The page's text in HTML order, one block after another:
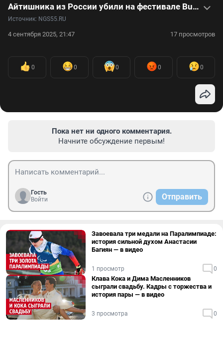
Айтишника из России убили на фестивале Burning Man в США: видео
Источник: NGS55.RU
4 сентября 2025, 21:47 17 просмотров
0 0 0 0 0
Пока нет ни одного комментария.
Начните обсуждение первым!
Гость
Войти
Отправить
Завоевала три медали на Паралимпиаде:
история сильной духом Анастасии
Багиян — в видео
1 просмотр 0
Клава Кока и Дима Масленников
сыграли свадьбу. Кадры с торжества и
история пары — в видео
3 просмотра 0